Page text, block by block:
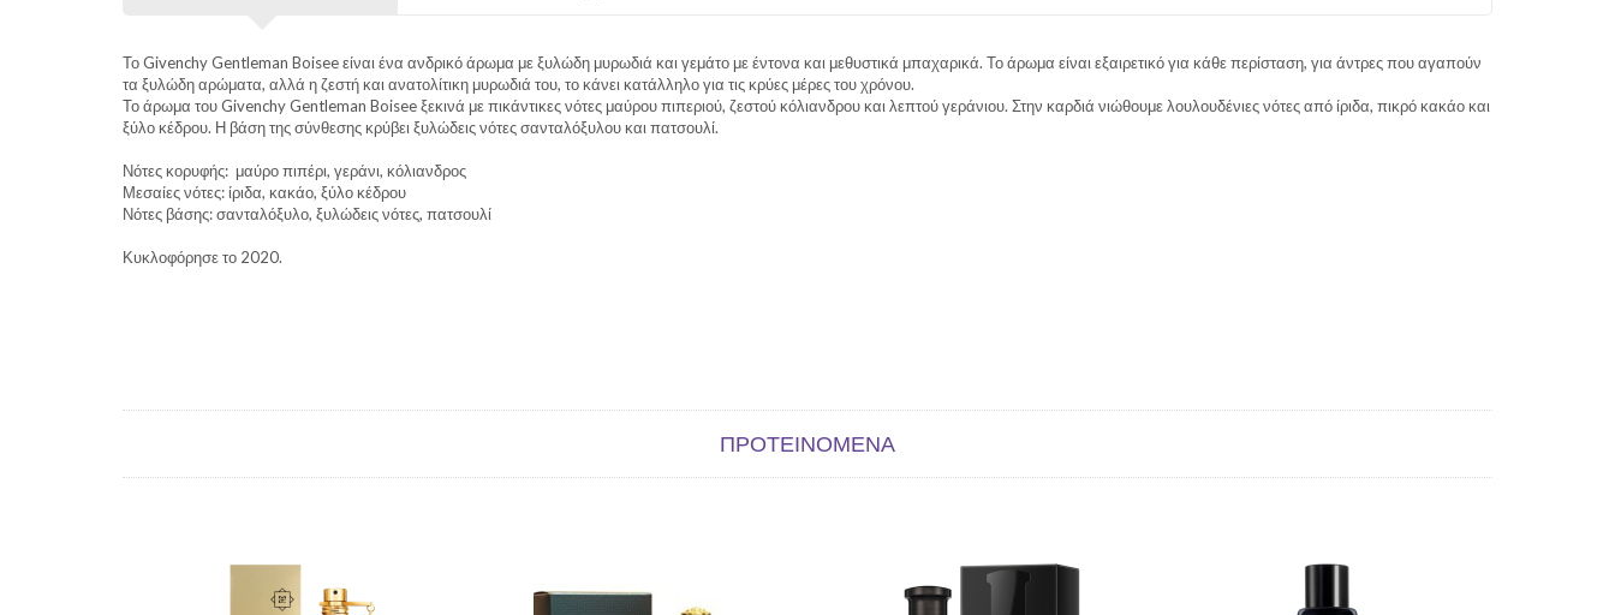
Το Givenchy Gentleman Boisee είναι ένα ανδρικό άρωμα με ξυλώδη μυρωδιά και γεμάτο με έντονα και μεθυστικά μπαχαρικά. Το άρωμα είναι εξαιρετικό για κάθε περίσταση, για άντρες που αγαπούν
τα ξυλώδη αρώματα, αλλά η ζεστή και ανατολίτικη μυρωδιά του, το κάνει κατάλληλο για τις κρύες μέρες του χρόνου.
Το άρωμα του Givenchy Gentleman Boisee ξεκινά με πικάντικες νότες μαύρου πιπεριού, ζεστού κόλιανδρου και λεπτού γεράνιου. Στην καρδιά νιώθουμε λουλουδένιες νότες από ίριδα, πικρό κακάο και
ξύλο κέδρου. Η βάση της σύνθεσης κρύβει ξυλώδεις νότες σανταλόξυλου και πατσουλί.
Νότες κορυφής: μαύρο πιπέρι, γεράνι, κόλιανδρος
Μεσαίες νότες: ίριδα, κακάο, ξύλο κέδρου
Νότες βάσης: σανταλόξυλο, ξυλώδεις νότες, πατσουλί
Κυκλοφόρησε το 2020.
ΠΡΟΤΕΙΝΌΜΕΝΑ